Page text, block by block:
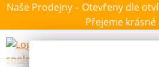
Naše Prodejny – Otevřeny dle
Přejeme krásné